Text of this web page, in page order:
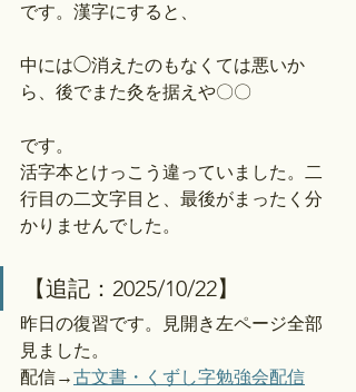
です。漢字にすると、
中には◯消えたのもなくては悪いか
ら、後でまた灸を据えや〇〇
です。
活字本とけっこう違っていました。二
行目の二文字目と、最後がまったく分
かりませんでした。
【追記：2025/10/22】
昨日の復習です。見開き左ページ全部
見ました。
配信→古文書・くずし字勉強会配信